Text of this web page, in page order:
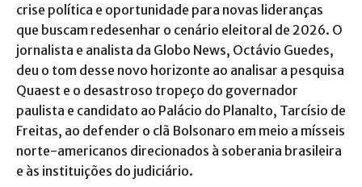
crise política e oportunidade para novas lideranças
que buscam redesenhar o cenário eleitoral de 2026. O
jornalista e analista da Globo News, Octávio Guedes,
deu o tom desse novo horizonte ao analisar a pesquisa
Quaest e o desastroso tropeço do governador
paulista e candidato ao Palácio do Planalto, Tarcísio de
Freitas, ao defender o clã Bolsonaro em meio a mísseis
norte-americanos direcionados à soberania brasileira
e às instituições do judiciário.